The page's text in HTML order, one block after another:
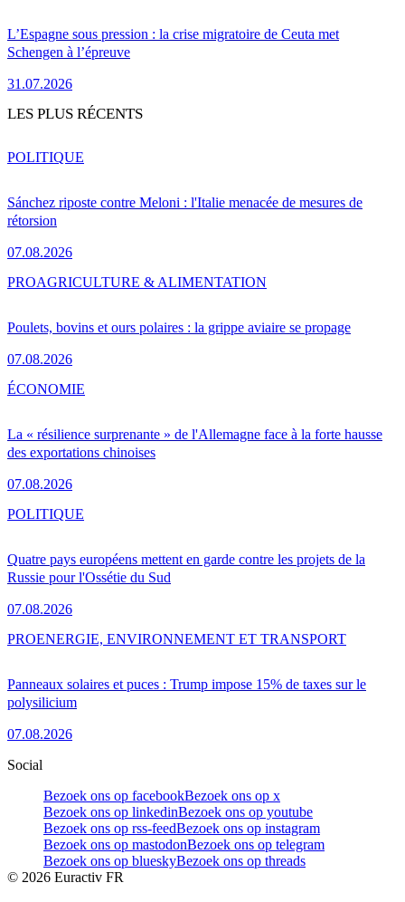
L’Espagne sous pression : la crise migratoire de Ceuta met
Schengen à l’épreuve
31.07.2026
LES PLUS RÉCENTS
Sánchez riposte contre Meloni : l'Italie menacée de mesures de
rétorsion
07.08.2026
POLITIQUE
Poulets, bovins et ours polaires : la grippe aviaire se propage
07.08.2026
PROAGRICULTURE & ALIMENTATION
La « résilience surprenante » de l'Allemagne face à la forte hausse
des exportations chinoises
07.08.2026
ÉCONOMIE
Quatre pays européens mettent en garde contre les projets de la
Russie pour l'Ossétie du Sud
07.08.2026
POLITIQUE
Panneaux solaires et puces : Trump impose 15% de taxes sur le
polysilicium
07.08.2026
PROENERGIE, ENVIRONNEMENT ET TRANSPORT
Social
Bezoek ons op facebookBezoek ons op x
Bezoek ons op linkedinBezoek ons op youtube
Bezoek ons op rss-feedBezoek ons op instagram
Bezoek ons op mastodonBezoek ons op telegram
Bezoek ons op blueskyBezoek ons op threads
© 2026 Euractiv FR